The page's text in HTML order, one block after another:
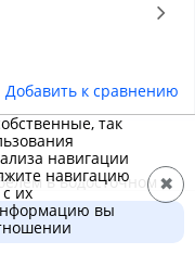
Добавить к сравнению
в водосточном
оцинкованная,
во ниток нагр.
так
навигации
навигацию
их
вы
✖